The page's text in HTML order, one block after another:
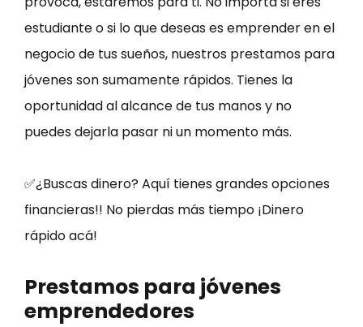
estudiante o si lo que deseas es emprender en el
negocio de tus sueños, nuestros prestamos para
jóvenes son sumamente rápidos. Tienes la
oportunidad al alcance de tus manos y no
puedes dejarla pasar ni un momento más.
✅¿Buscas dinero? Aquí tienes grandes opciones
financieras!! No pierdas más tiempo ¡Dinero
rápido acá!
Prestamos para jóvenes
emprendedores